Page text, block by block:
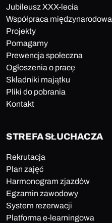
Jubileusz XXX-lecia
Współpraca międzynarodowa
Projekty
Pomagamy
Prewencja społeczna
Ogłoszenia o pracę
Składniki majątku
Pliki do pobrania
Kontakt
STREFA SŁUCHACZA
Rekrutacja
Plan zajęć
Harmonogram zjazdów
Egzamin zawodowy
System rezerwacji
Platforma e-learningowa